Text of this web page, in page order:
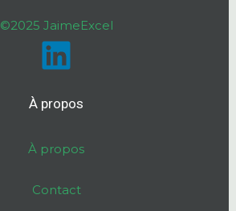
©2025 JaimeExcel
À propos
À propos
Contact